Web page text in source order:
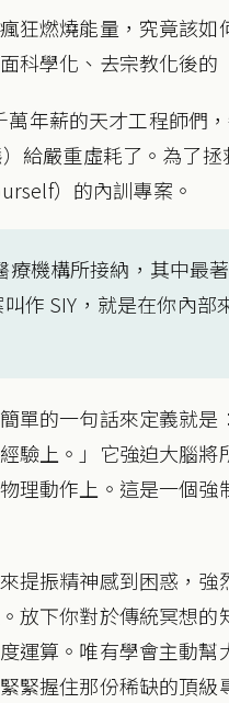
狂燃燒能量，究竟該如
科學化、去宗教化後的
年薪的天才工程師們
給嚴重虛耗了。為了
）的內訓專案。
機構所接納，其中最
作 SIY，就是在你內部
單的一句話來定義就是
驗上。」它強迫大腦
理動作上。這是一個
提振精神感到困惑，
放下你對於傳統冥想
運算。唯有學會主動
緊握住那份稀缺的頂級